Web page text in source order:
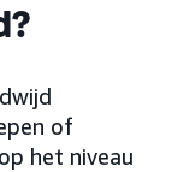
of
het niveau